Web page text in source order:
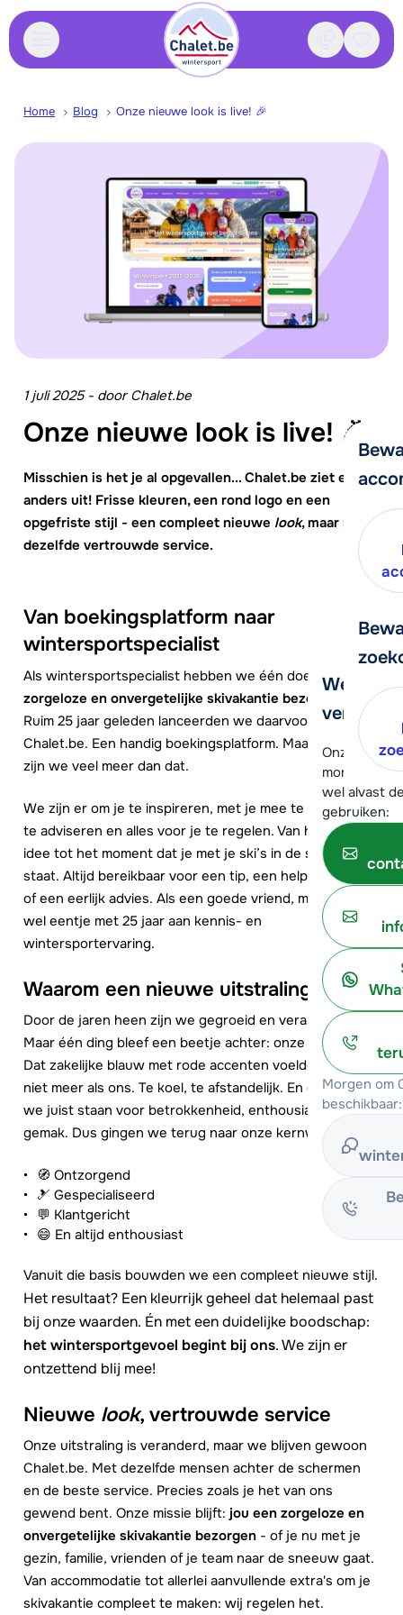
Contact
We
verder!
Onze
moment
wel alvast
gebruiken:
Morgen om
beschikbaar:
Home Blog Onze nieuwe look is live! 🎉
1 juli 2025 - doorChalet.be
Onze nieuwe look is live! 🎉
Misschien is het je al opgevallen... Chalet.be ziet er
anders uit! Frisse kleuren, een rond logo en een
opgefriste stijl - een compleet nieuwe look, maar met
dezelfde vertrouwde service.
Van boekingsplatform naar
wintersportspecialist
Als wintersportspecialist hebben we één doel: jou een
zorgeloze en onvergetelijke skivakantie bezorgen.
Ruim 25 jaar geleden lanceerden we daarvoor
Chalet.be. Een handig boekingsplatform. Maar inmiddels
zijn we veel meer dan dat.
We zijn er om je te inspireren, met je mee te denken, je
te adviseren en alles voor je te regelen. Van het eerste
idee tot het moment dat je met je ski’s in de sneeuw
staat. Altijd bereikbaar voor een tip, een helpende hand
of een eerlijk advies. Als een goede vriend, maar dan
wel eentje met 25 jaar aan kennis- en
wintersportervaring.
Waarom een nieuwe uitstraling?
Door de jaren heen zijn we gegroeid en veranderd.
Maar één ding bleef een beetje achter: onze uitstraling.
Dat zakelijke blauw met rode accenten voelde gewoon
niet meer als ons. Te koel, te afstandelijk. En dat terwijl
we juist staan voor betrokkenheid, enthousiasme en
gemak. Dus gingen we terug naar onze kernwaarden:
🧭 Ontzorgend
🎿 Gespecialiseerd
💬 Klantgericht
😄 En altijd enthousiast
Vanuit die basis bouwden we een compleet nieuwe stijl.
Het resultaat? Een kleurrijk geheel dat helemaal past
bij onze waarden. Én met een duidelijke boodschap:
het wintersportgevoel begint bij ons. We zijn er
ontzettend blij mee!
Nieuwe look, vertrouwde service
Onze uitstraling is veranderd, maar we blijven gewoon
Chalet.be. Met dezelfde mensen achter de schermen
en de beste service. Precies zoals je het van ons
gewend bent. Onze missie blijft: jou een zorgeloze en
onvergetelijke skivakantie bezorgen - of je nu met je
gezin, familie, vrienden of je team naar de sneeuw gaat.
Van accommodatie tot allerlei aanvullende extra's om je
skivakantie compleet te maken: wij regelen het.